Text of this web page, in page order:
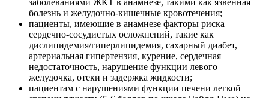
заболеваниями ЖКТ в анамнезе, такими как язвенная
болезнь и желудочно-кишечные кровотечения;
пациенты, имеющие в анамнезе факторы риска
сердечно-сосудистых осложнений, такие как
дислипидемия/гиперлипидемия, сахарный диабет,
артериальная гипертензия, курение, сердечная
недостаточность, нарушение функции левого
желудочка, отеки и задержка жидкости;
пациентам с нарушениями функции печени легкой